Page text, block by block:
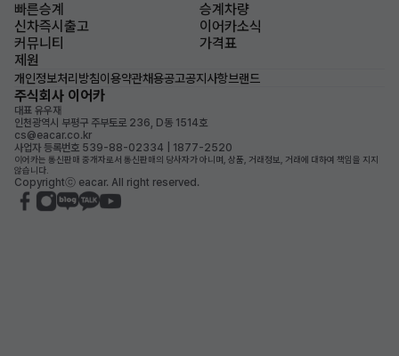
빠른승계
승계차량
신차즉시출고
이어카소식
커뮤니티
가격표
제원
개인정보처리방침이용약관채용공고공지사항브랜드
주식회사 이어카
대표 유우재
인천광역시 부평구 주부토로 236, D동 1514호
cs@eacar.co.kr
사업자 등록번호 539-88-02334 | 1877-2520
이어카는 통신판매 중개자로서 통신판매의 당사자가 아니며, 상품, 거래정보, 거래에 대하여 책임을 지지
않습니다.
Copyrightⓒ eacar. All right reserved.